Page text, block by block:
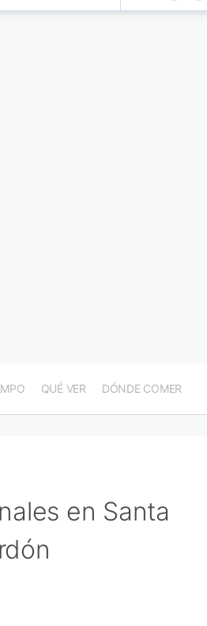
QUÉ VER DÓNDE COMER
en Santa